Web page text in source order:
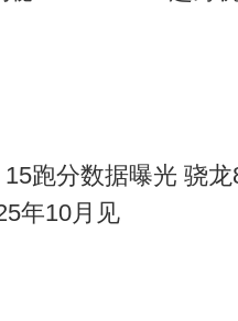
15跑分数据曝光 骁
年10月见​